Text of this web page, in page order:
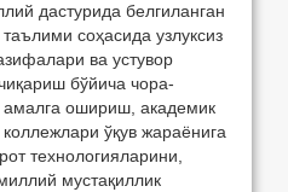
дастурида белгиланган
соҳасида узлуксиз
ва устувор
бўйича чора-
амалга ошириш, академик
ўқув жараёнига
технологияларини,
мустақиллик